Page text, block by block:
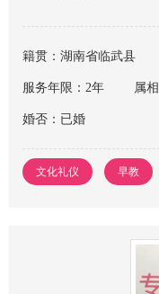
籍贯：湖南省临武县
服务年限：2年 属
婚否：已婚
文化礼仪 早教